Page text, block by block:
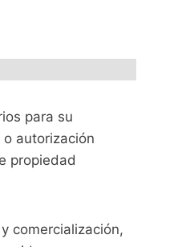
para su
autorización
propiedad
comercialización,